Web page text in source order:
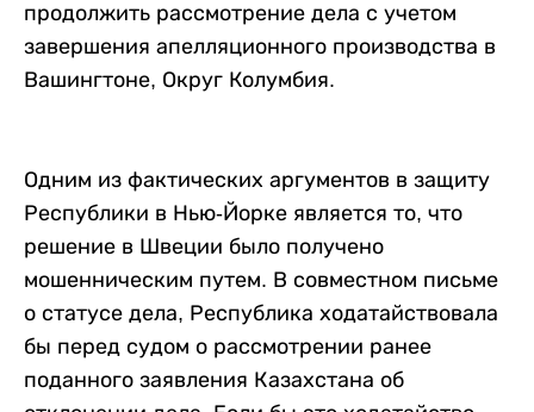
продолжить рассмотрение дела с учетом
завершения апелляционного производства в
Вашингтоне, Округ Колумбия.
Одним из фактических аргументов в защиту
Республики в Нью-Йорке является то, что
решение в Швеции было получено
мошенническим путем. В совместном письме
о статусе дела, Республика ходатайствовала
бы перед судом о рассмотрении ранее
поданного заявления Казахстана об